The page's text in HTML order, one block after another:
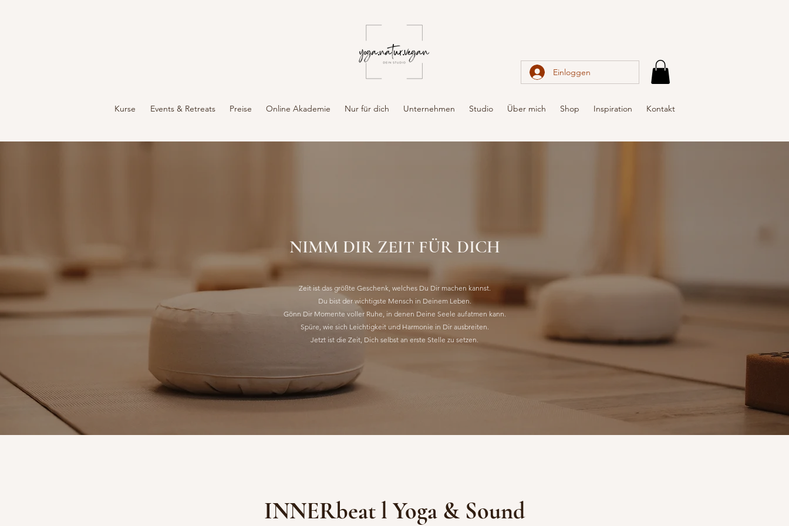
Einloggen
Kurse Events & Retreats Preise Online Akademie Nur für dich Unternehmen Studio Über mich Shop Inspiration Kontakt
NIMM DIR ZEIT FÜR DICH
Zeit ist das größte Geschenk, welches Du Dir machen kannst.
Du bist der wichtigste Mensch in Deinem Leben.
Gönn Dir Momente voller Ruhe, in denen Deine Seele aufatmen kann.
Spüre, wie sich Leichtigkeit und Harmonie in Dir ausbreiten.
Jetzt ist die Zeit, Dich selbst an erste Stelle zu setzen.
INNERbeat l Yoga & Sound